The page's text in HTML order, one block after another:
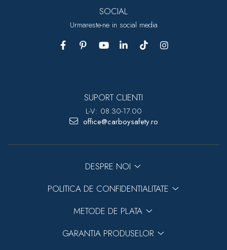
SOCIAL
Urmareste-ne in social media
SUPORT CLIENTI
L-V: 08.30-17.00
office@carboysafety.ro
DESPRE NOI
POLITICA DE CONFIDENTIALITATE
METODE DE PLATA
GARANTIA PRODUSELOR